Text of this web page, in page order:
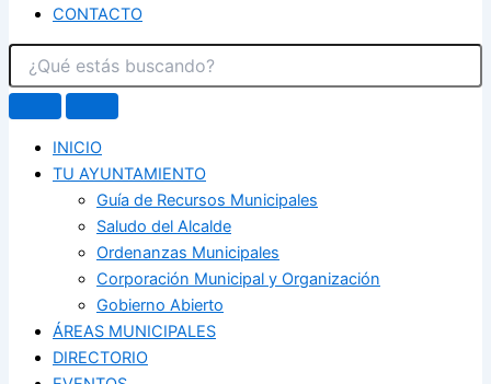
CONTACTO
INICIO
TU AYUNTAMIENTO
Guía de Recursos Municipales
Saludo del Alcalde
Ordenanzas Municipales
Corporación Municipal y Organización
Gobierno Abierto
ÁREAS MUNICIPALES
DIRECTORIO